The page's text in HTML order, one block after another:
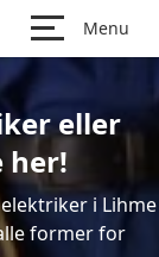
Menu
eller
her!
i Lihme
former for